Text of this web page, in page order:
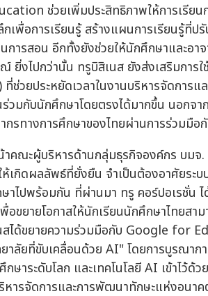
ช่วยเพิ่มประสิทธิภาพให้การเรียน
เพื่อการเรียนรู้ สร้างแผนการเรียนรู้ที่ป
ารสอน อีกทั้งยังช่วยให้นักศึกษาและอา
งไปกว่านั้น ทรูบิสิเนส ยังส่งเสริมการ
วยประหยัดเวลาในงานบริหารจัดการแ
ร่วมกับนักศึกษาโดยตรงได้มากขึ้น นอกจ
รทางการศึกษาของไทยผ่านการร่วมมือ
คณะผู้บริหารด้านกลุ่มธุรกิจองค์กร บมจ.
เกิดผลลัพธ์ที่ยั่งยืน จำเป็นต้องอาศัยระ
าไปพร้อมกัน ที่ผ่านมา ทรู คอร์ปอเรชั่น
ยายโอกาสให้นักเรียนนักศึกษาไทยสาม
ได้ขยายความร่วมมือกับ Google for
าลัยที่ขับเคลื่อนด้วย AI" โดยการบูรณาก
าระดับโลก และเทคโนโลยี AI เข้าไว้ด้ว
หารจัดการและการพัฒนาทักษะแห่งอนาค